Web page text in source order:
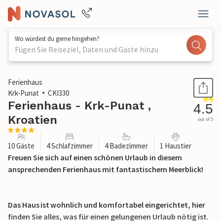
Wo würdest du gerne hingehen?
Fügen Sie Reiseziel, Daten und Gäste hinzu
1 / 44
Ferienhaus
Krk-Punat
CKI330
Ferienhaus - Krk-Punat ,
Kroatien
4.5
out of 5
10 Gäste 4 Schlafzimmer 4 Badezimmer 1 Haustier
Freuen Sie sich auf einen schönen Urlaub in diesem
ansprechenden Ferienhaus mit fantastischem Meerblick!
Das Haus ist wohnlich und komfortabel eingerichtet, hier
finden Sie alles, was für einen gelungenen Urlaub nötig ist.